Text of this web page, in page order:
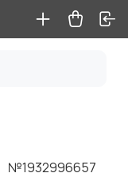
№1932996657